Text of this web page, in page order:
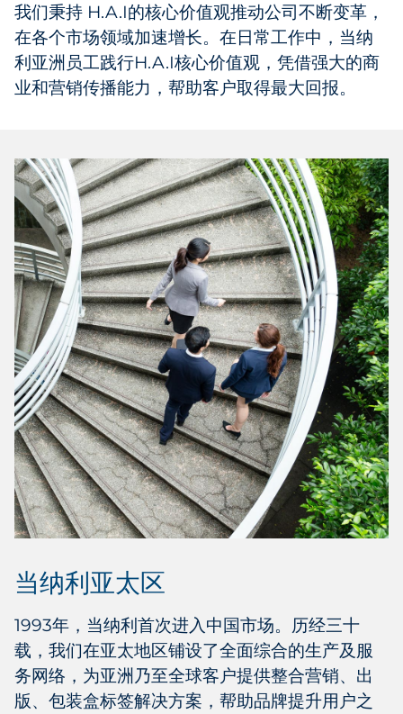
我们秉持 H.A.I的核心价值观推动公司不断变革，
在各个市场领域加速增长。在日常工作中，当纳
利亚洲员工践行H.A.I核心价值观，凭借强大的商
业和营销传播能力，帮助客户取得最大回报。
当纳利亚太区
1993年，当纳利首次进入中国市场。历经三十
载，我们在亚太地区铺设了全面综合的生产及服
务网络，为亚洲乃至全球客户提供整合营销、出
版、包装盒标签解决方案，帮助品牌提升用户之